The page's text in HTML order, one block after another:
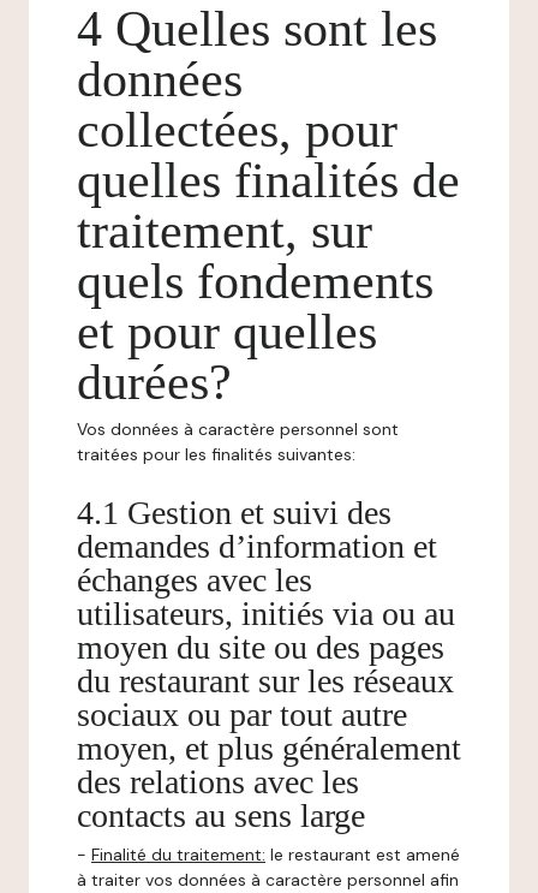
4 Quelles sont les
données
collectées, pour
quelles finalités de
traitement, sur
quels fondements
et pour quelles
durées?
Vos données à caractère personnel sont
traitées pour les finalités suivantes:
4.1 Gestion et suivi des
demandes d’information et
échanges avec les
utilisateurs, initiés via ou au
moyen du site ou des pages
du restaurant sur les réseaux
sociaux ou par tout autre
moyen, et plus généralement
des relations avec les
contacts au sens large
- Finalité du traitement: le restaurant est amené
à traiter vos données à caractère personnel afin